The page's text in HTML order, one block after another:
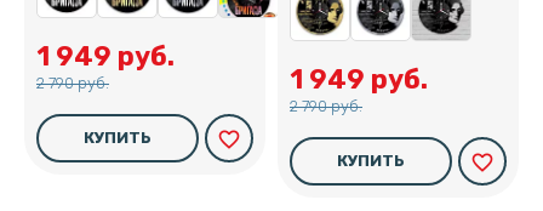
1 949 руб.
2 790 руб.
КУПИТЬ favorite_border
1 949 руб.
2 790 руб.
КУПИТЬ favorite_border